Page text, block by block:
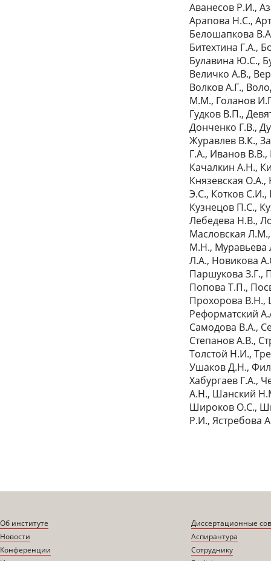
Аванесов Р.И.,
Арапова Н.С.,
Белошапкова
Битехтина Г.А.,
Булавина Ю.С.,
Величко А.В.,
Волков А.Г.,
М.М., Голанов
Гудков В.П.,
Донченко Г.В.,
Журавлев В.К.,
Г.А., Иванов
Качалкин А.Н.,
Князевская
Э.С., Котков
Кузнецов П.С.,
Лебедева Н.В.,
Масловская
М.Н., Муравьева
Л.А., Новикова
Паршукова З.Г.,
Попова Т.П.,
Прохорова В.Н.,
Реформатский
Самодова В.А.,
Степанов А.В.,
Толстой Н.И.,
Ушаков Д.Н.,
Хабургаев Г.А.,
А.Н., Шанский
Широков О.С.,
Р.И., Ястребова
Об институте
Новости
Конференции
Диссертационные
Аспирантура
Сотруднику